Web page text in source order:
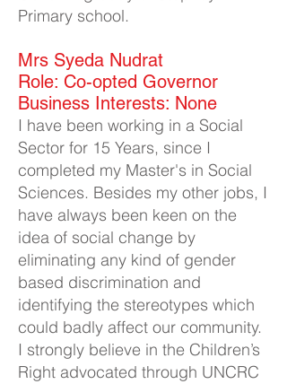
Primary school.
Mrs Syeda Nudrat​
Role: Co-opted Governor
Business Interests: None
I have been working in a Social
Sector for 15 Years, since I
completed my Master's in Social
Sciences. Besides my other jobs, I
have always been keen on the
idea of social change by
eliminating any kind of gender
based discrimination and
identifying the stereotypes which
could badly affect our community.
I strongly believe in the Children’s
Right advocated through UNCRC